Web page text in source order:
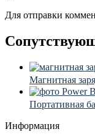
Для отправки
Магнитная
Портативная
Информация